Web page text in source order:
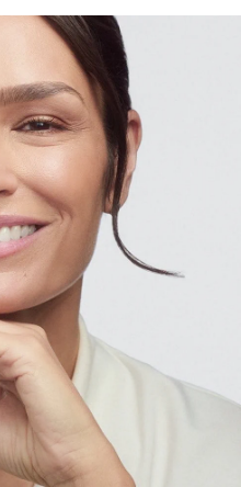
помітно
інтенсивне
більш підтягнутого
формула Eucerin
кислоти: макро- та
гіалуронова
верхні шари шкіри та
вигляд
проникає глибше
щоб заповнити навіть
Додатково
та
ом, догляд
фотостаріння
зморшок.
проблемою
сонця, чи потреба у
ця формула
догляду за шкірою.